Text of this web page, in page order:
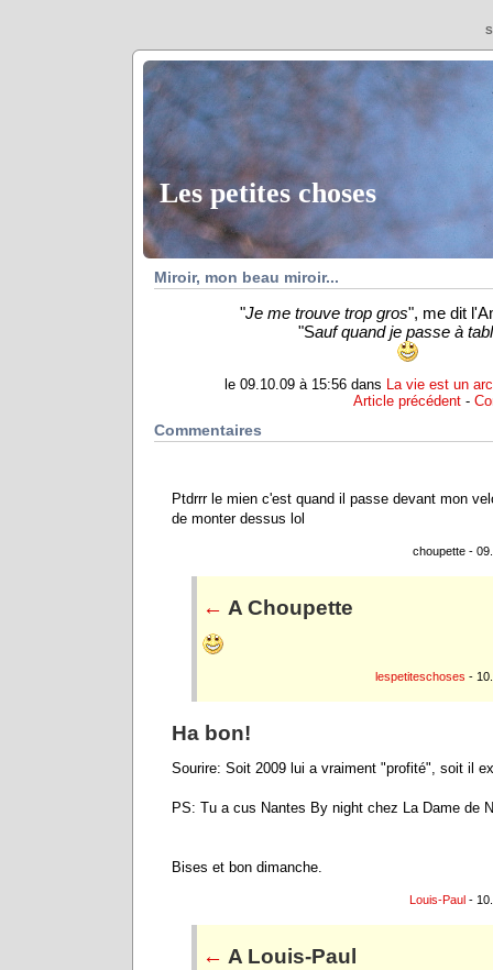
Les petites choses
Miroir, mon beau miroir...
"Je me trouve trop gros", me dit
"Sauf quand je passe à
le 09.10.09 à 15:56 dans La vie est un
Article précédent -
Commentaires
Ptdrrr le mien c'est quand il passe devant mon
de monter dessus lol
choupette -
← A Choupette
lespetiteschoses -
Ha bon!
Sourire: Soit 2009 lui a vraiment "profité", soit il
PS: Tu a cus Nantes By night chez La Dame de
Bises et bon dimanche.
Louis-Paul -
← A Louis-Paul